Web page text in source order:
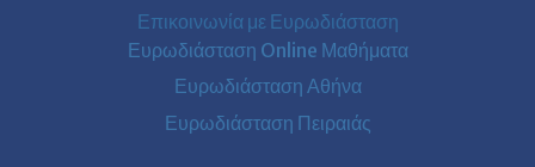
Επικοινωνία με Ευρωδιάσταση
Ευρωδιάσταση Online Μαθήματα
Ευρωδιάσταση Αθήνα
Ευρωδιάσταση Πειραιάς